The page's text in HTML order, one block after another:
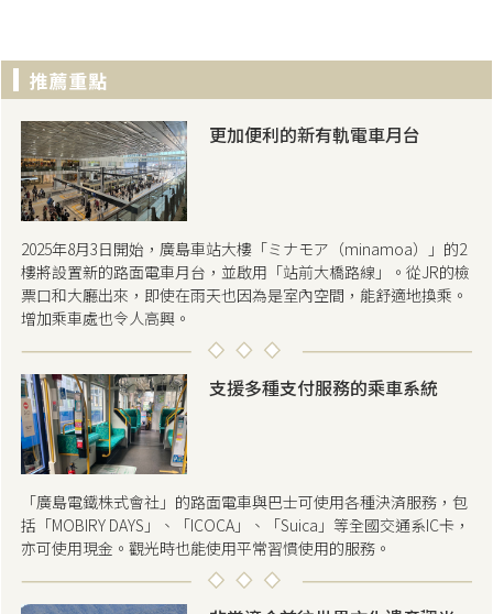
更加便利的新有軌電車月台
2025年8月3日開始，廣島車站大樓「ミナモア（minamoa）」的2
樓將設置新的路面電車月台，並啟用「站前大橋路線」。從JR的檢
票口和大廳出來，即使在雨天也因為是室內空間，能舒適地換乘。
增加乘車處也令人高興。
支援多種支付服務的乘車系統
「廣島電鐵株式會社」的路面電車與巴士可使用各種決済服務，包
括「MOBIRY DAYS」、「ICOCA」、「Suica」等全國交通系IC卡，
亦可使用現金。觀光時也能使用平常習慣使用的服務。